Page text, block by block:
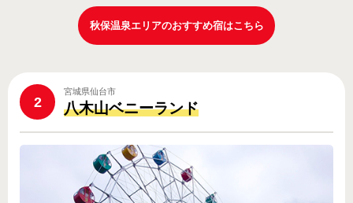
秋保温泉エリアのおすすめ宿はこちら
2
宮城県仙台市
八木山ベニーランド